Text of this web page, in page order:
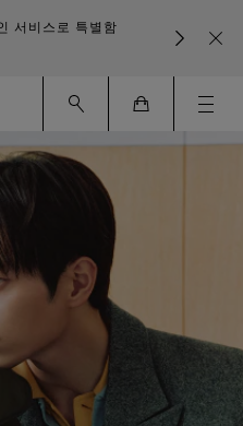
서비스로 특별함